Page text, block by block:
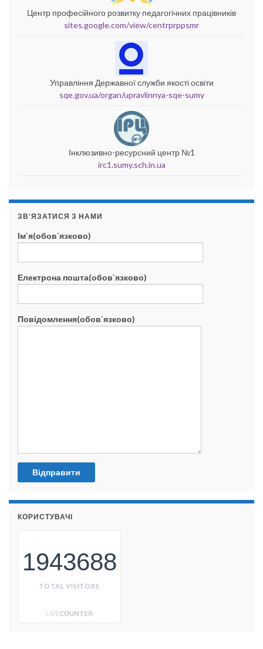
Центр професійного розвитку педагогічних працівників
sites.google.com/view/centrprppsmr
Управління Державної служби якості освіти
sqe.gov.ua/organ/upravlinnya-sqe-sumy
Інклюзивно-ресурсний центр №1
irc1.sumy.sch.in.ua
ЗВ’ЯЗАТИСЯ З НАМИ
Ім`я(обов`язково)
Електрона пошта(обов`язково)
Повідомлення(обов`язково)
КОРИСТУВАЧІ
1943688
TOTAL VISITORS